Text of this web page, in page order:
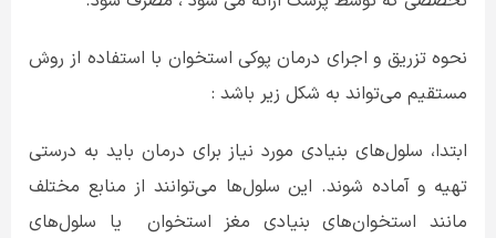
نحوه تزریق و اجرای درمان پوکی استخوان با استفاده از روش
مستقیم می‌تواند به شکل زیر باشد :
ابتدا، سلول‌های بنیادی مورد نیاز برای درمان باید به درستی
تهیه و آماده شوند. این سلول‌ها می‌توانند از منابع مختلف
مانند استخوان‌های بنیادی مغز استخوان
یا سلول‌های